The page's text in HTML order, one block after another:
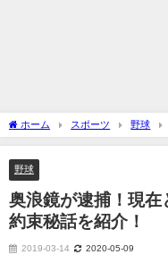
ホーム スポーツ 野球
約束秘話を紹介！
野球
奥浪鏡が逮捕！現
約束秘話を紹介！
2019-03-14 2020-05-09